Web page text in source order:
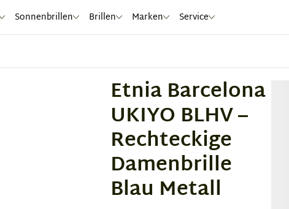
Sonnenbrillen Brillen Marken Service
Etnia Barcelona
UKIYO BLHV –
Rechteckige
Damenbrille
Blau Metall